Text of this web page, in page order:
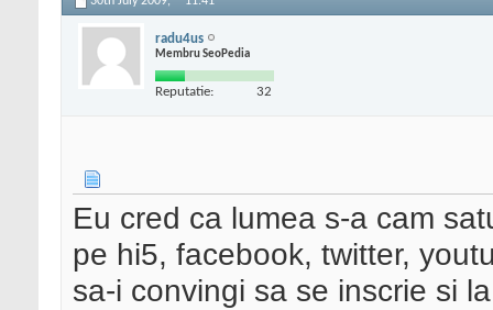
radu4us
Membru SeoPedia
Reputatie: 32
Eu cred ca lumea s-a cam
pe hi5, facebook, twitter,
sa-i convingi sa se inscrie si